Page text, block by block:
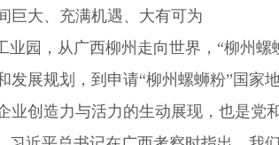
巨大、充满机遇、大有可为
，从广西柳州走向世界，“柳州螺
展规划，到申请“柳州螺蛳粉”国家
创造力与活力的生动展现，也是党